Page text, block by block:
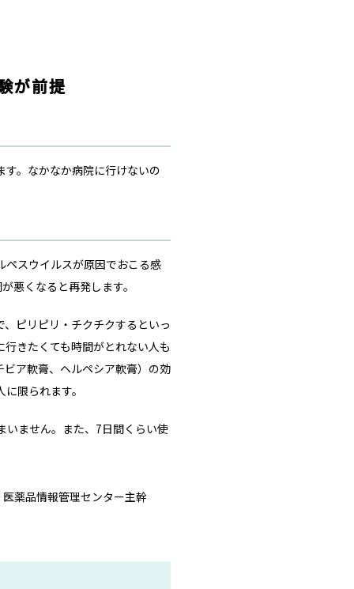
が前提
。なかなか病院に行けないの
ペスウイルスが原因でおこる感
悪くなると再発します。
ピリピリ・チクチクするといっ
きたくても時間がとれない人も
ア軟膏、ヘルペシア軟膏）の効
限られます。
いません。また、7日間くらい使
薬品情報管理センター主幹